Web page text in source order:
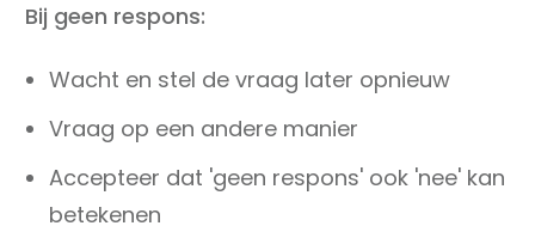
Bij geen respons:
Wacht en stel de vraag later opnieuw
Vraag op een andere manier
Accepteer dat 'geen respons' ook 'nee' kan
betekenen